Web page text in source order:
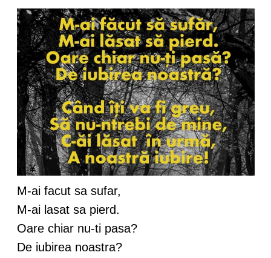
M-ai facut sa sufar,
M-ai lasat sa pierd.
Oare chiar nu-ti pasa?
De iubirea noastra?